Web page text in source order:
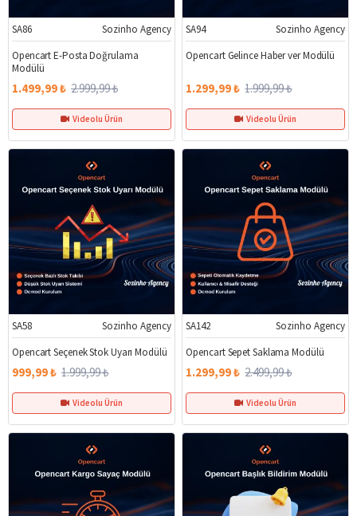
%50
SA86
Sozinho Agency
Opencart E-Posta Doğrulama
Modülü
1.499,99 ₺ 2.999,99 ₺
Videolu Ürün
%35
SA94
Sozinho Agency
Opencart Gelince Haber ver Modülü
1.299,99 ₺ 1.999,99 ₺
Videolu Ürün
%50
SA58
Sozinho Agency
Opencart Seçenek Stok Uyarı Modülü
999,99 ₺ 1.999,99 ₺
Videolu Ürün
%48
SA142
Sozinho Agency
Opencart Sepet Saklama Modülü
1.299,99 ₺ 2.499,99 ₺
Videolu Ürün